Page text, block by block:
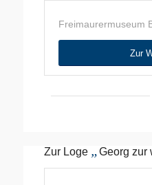
Freimaurermuseum
Zur
Zur Loge „ Georg zur